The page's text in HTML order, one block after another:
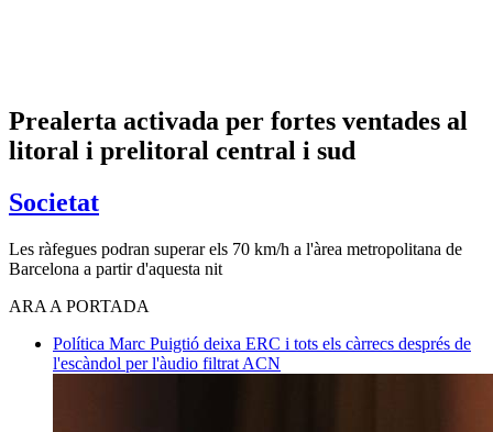
Prealerta activada per fortes ventades al
litoral i prelitoral central i sud
Societat
Les ràfegues podran superar els 70 km/h a l'àrea metropolitana de
Barcelona a partir d'aquesta nit
ARA A PORTADA
Política Marc Puigtió deixa ERC i tots els càrrecs després de
l'escàndol per l'àudio filtrat ACN